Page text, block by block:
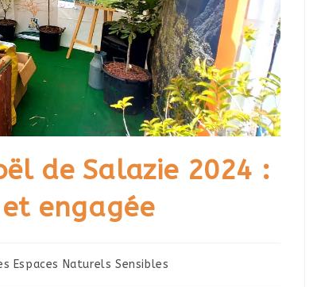
de Salazie 2024 :
engagée
Espaces Naturels Sensibles